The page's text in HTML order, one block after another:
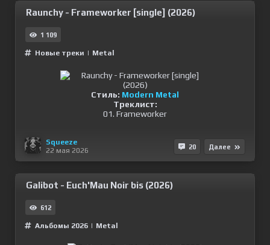
Raunchy - Frameworker [single] (2026)
1 109
Новые треки | Metal
Стиль: Modern Metal
Треклист:
01. Frameworker
Squeeze
22 мая 2026
20 Далее
Galibot - Euch'Mau Noir bis (2026)
612
Альбомы 2026 | Metal